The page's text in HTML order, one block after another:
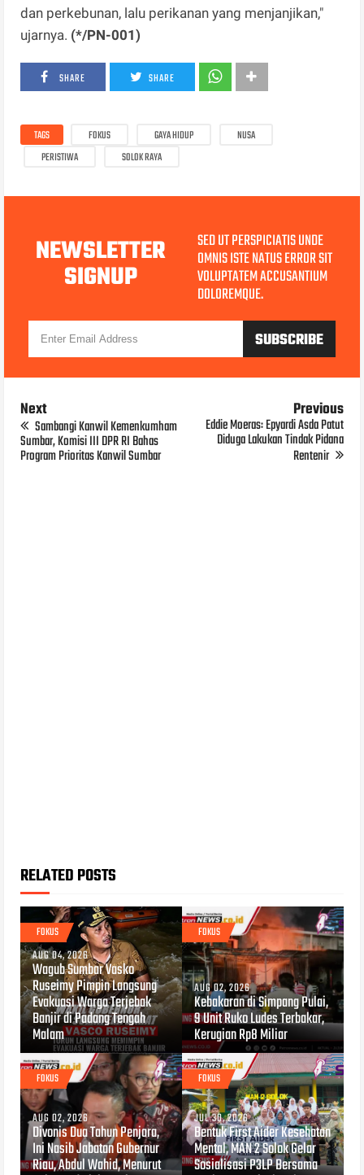
dan perkebunan, lalu perikanan yang menjanjikan,"
ujarnya. (*/PN-001)
SHARE SHARE
TAGS FOKUS GAYA HIDUP
NUSA
PERISTIWA
SOLOK RAYA
NEWSLETTER
SIGNUP
SED UT PERSPICIATIS UNDE
OMNIS ISTE NATUS ERROR SIT
VOLUPTATEM ACCUSANTIUM
DOLOREMQUE.
Next
Sambangi Kanwil Kemenkumham
Sumbar, Komisi III DPR RI Bahas
Program Prioritas Kanwil Sumbar
Previous
Eddie Moeras: Epyardi Asda Patut
Diduga Lakukan Tindak Pidana
Rentenir
RELATED POSTS
FOKUS
AUG 04, 2026
Wagub Sumbar Vasko
Ruseimy Pimpin Langsung
Evakuasi Warga Terjebak
Banjir di Padang Tengah
Malam
FOKUS
AUG 02, 2026
Kebakaran di Simpang Pulai,
9 Unit Ruko Ludes Terbakar,
Kerugian Rp8 Miliar
FOKUS
AUG 02, 2026
Divonis Dua Tahun Penjara,
Ini Nasib Jabatan Gubernur
Riau, Abdul Wahid, Menurut
FOKUS
JUL 30, 2026
Bentuk First Aider Kesehatan
Mental, MAN 2 Solok Gelar
Sosialisasi P3LP Bersama